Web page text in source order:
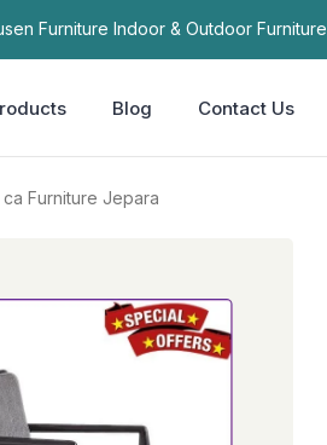
Furniture Indoor & Outdoor Furniture
Blog Contact Us
kursi ca Furniture Jepara